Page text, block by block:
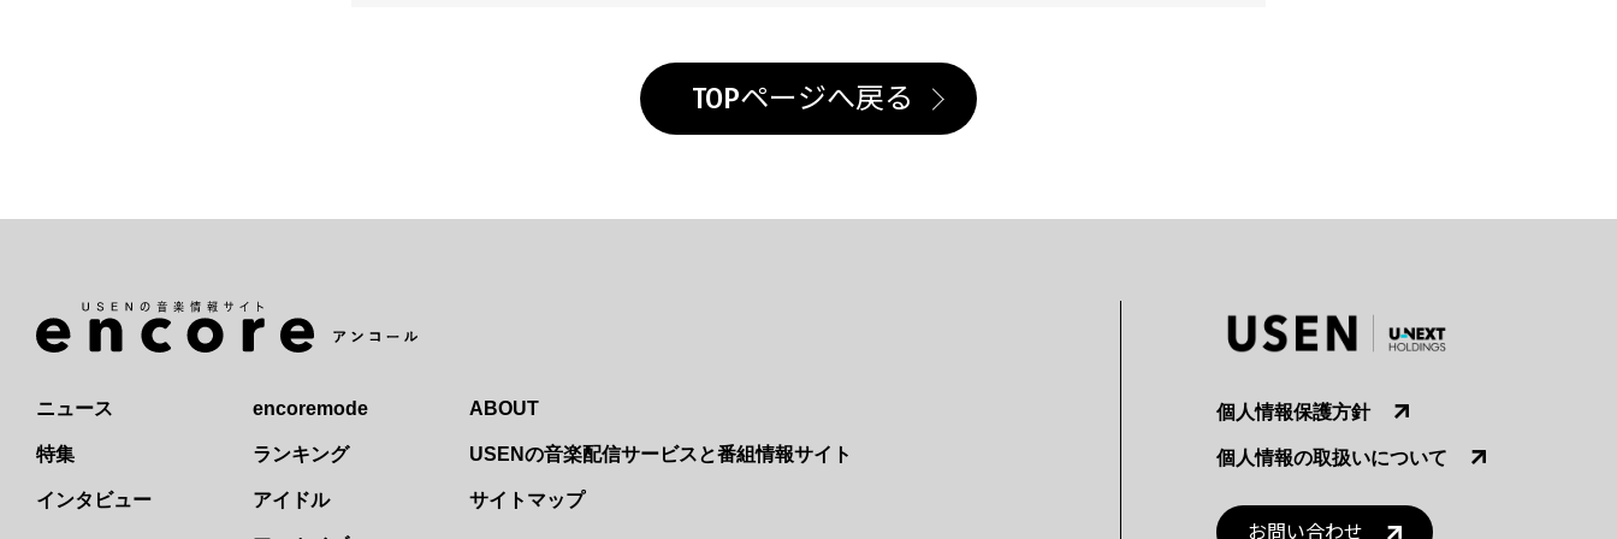
TOPページへ戻る
ニュース
特集
インタビュー
encoremode
ランキング
アイドル
ABOUT
USENの音楽配信サービスと番組情報サイト
サイトマップ
個人情報保護方針
個人情報の取扱いについて
お問い合わせ